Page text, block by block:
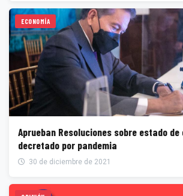
ECONOMÍA
Aprueban Resoluciones sobre estado de
decretado por pandemia
30 de diciembre de 2021